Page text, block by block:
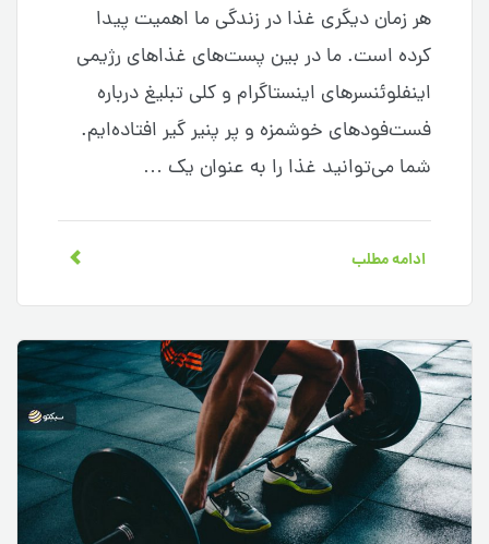
هر زمان دیگری غذا در زندگی ما اهمیت پیدا
کرده است. ما در بین پست‌های غذاهای رژیمی
اینفلوئنسرهای اینستاگرام و کلی تبلیغ درباره
فست‌فودهای خوشمزه و پر پنیر گیر افتاده‌ایم.
شما می‌توانید غذا را به عنوان یک …
ادامه مطلب